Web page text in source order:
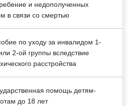
и недополученных
в связи со смертью
по уходу за инвалидом 1-
2-ой группы вследствие
расстройства
помощь детям-
до 18 лет